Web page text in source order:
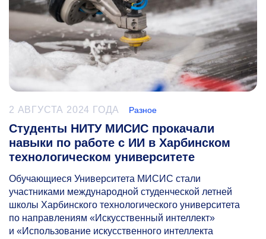
2 АВГУСТА 2024 ГОДА Разное
Студенты НИТУ МИСИС прокачали
навыки по работе с ИИ в Харбинском
технологическом университете
Обучающиеся Университета МИСИС стали
участниками международной студенческой летней
школы Харбинского технологического университета
по направлениям «Искусственный интеллект»
и «Использование искусственного интеллекта